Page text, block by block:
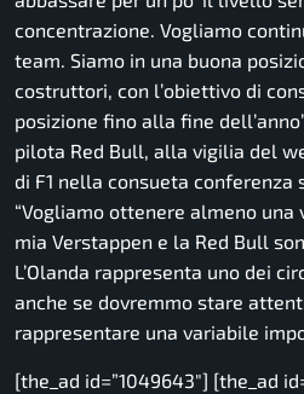
concentrazione. Vogliamo
team. Siamo in una buona
costruttori, con l’obiettivo di
posizione fino alla fine
pilota Red Bull, alla vigilia del
di F1 nella consueta conferenza
“Vogliamo ottenere almeno
mia Verstappen e la Red Bull
L’Olanda rappresenta uno dei
anche se dovremmo stare
rappresentare una variabile
[the_ad id=”1049643″] [the_ad